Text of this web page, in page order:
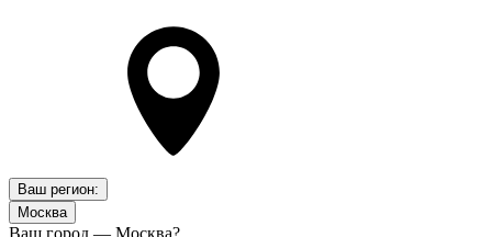
Ваш регион:
Москва
Ваш город — Москва?